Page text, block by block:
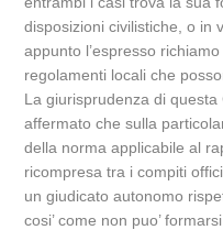
disposizioni civilistiche, o in
appunto l’espresso
regolamenti locali che
La giurisprudenza di questa
affermato che sulla
della norma applicabile al
ricompresa tra i compiti
un giudicato autonomo
cosi’ come non puo’